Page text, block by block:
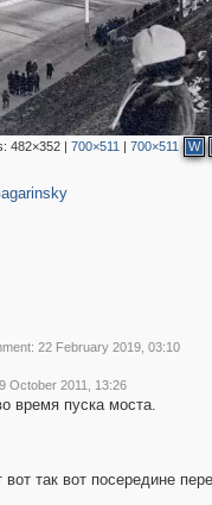
482×352| 700×511 | 700×511 W
22 February 2019, 03:10
9 October 2011, 13:26
время пуска моста.
так вот посередине